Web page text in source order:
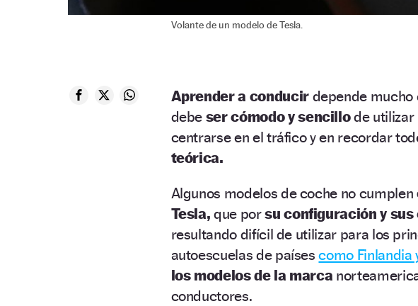
Volante de un modelo de Tesla.
Aprender a conducirdepende mucho
debe ser cómodo y sencillode utilizar
centrarse en el tráfico y en recordar
teórica.
Algunos modelos de coche no cumplen
Tesla, que porsu configuración y
resultando difícil de utilizar para los
autoescuelas de paísescomo Finlandia
los modelos de la marca
conductores.